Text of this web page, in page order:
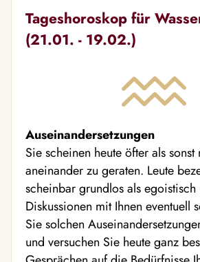
Tageshoroskop für
(21.01. - 19.02.)
Auseinandersetzungen
Sie scheinen heute öfter als
aneinander zu geraten. Leute
scheinbar grundlos als
Diskussionen mit Ihnen eventuell
Sie solchen
und versuchen Sie heute ganz